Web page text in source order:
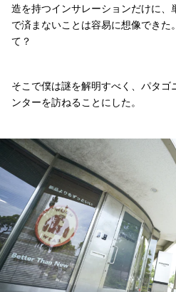
造を持つインサレーションだけに、
で済まないことは容易に想像できた
て？
そこで僕は謎を解明すべく、パタ
ンターを訪ねることにした。